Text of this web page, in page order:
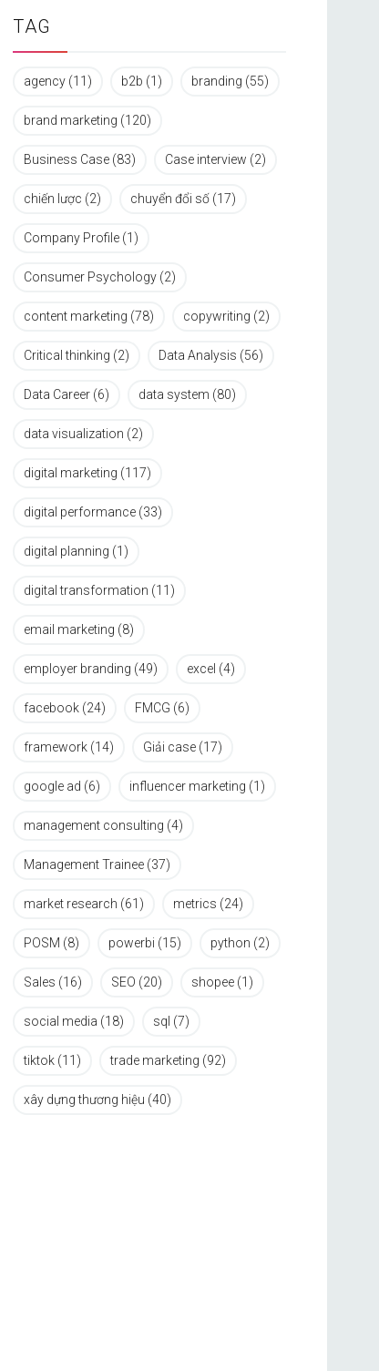
TAG
agency (11) b2b (1) branding (55)
brand marketing (120)
Business Case (83) Case interview (2)
chiến lược (2) chuyển đổi số (17)
Company Profile (1)
Consumer Psychology (2)
content marketing (78) copywriting (2)
Critical thinking (2) Data Analysis (56)
Data Career (6) data system (80)
data visualization (2)
digital marketing (117)
digital performance (33)
digital planning (1)
digital transformation (11)
email marketing (8)
employer branding (49) excel (4)
facebook (24) FMCG (6)
framework (14) Giải case (17)
google ad (6) influencer marketing (1)
management consulting (4)
Management Trainee (37)
market research (61) metrics (24)
POSM (8) powerbi (15) python (2)
Sales (16) SEO (20) shopee (1)
social media (18) sql (7)
tiktok (11) trade marketing (92)
xây dựng thương hiệu (40)